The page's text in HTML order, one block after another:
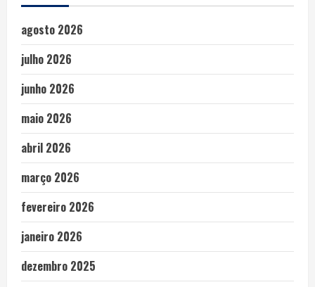
agosto 2026
julho 2026
junho 2026
maio 2026
abril 2026
março 2026
fevereiro 2026
janeiro 2026
dezembro 2025